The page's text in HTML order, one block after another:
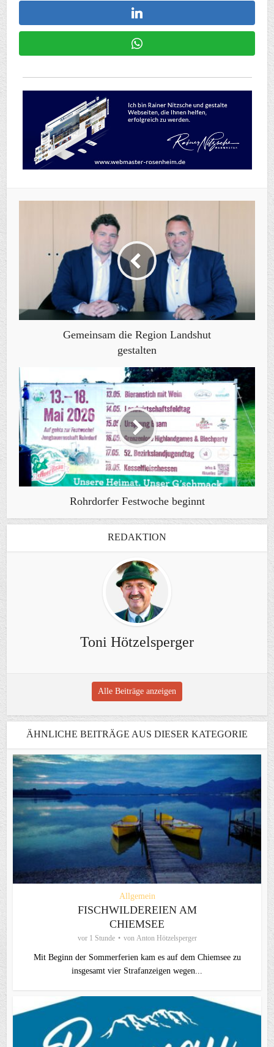
Gemeinsam die Region Landshut
gestalten
Rohrdorfer Festwoche beginnt
REDAKTION
Toni Hötzelsperger
Alle Beiträge anzeigen
ÄHNLICHE BEITRÄGE AUS DIESER KATEGORIE
Allgemein
FISCHWILDEREIEN AM
CHIEMSEE
vor 1 Stunde von Anton Hötzelsperger
Mit Beginn der Sommerferien kam es auf dem Chiemsee zu
insgesamt vier Strafanzeigen wegen...